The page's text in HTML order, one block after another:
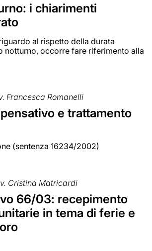
i chiarimenti
al rispetto della durata
notturno, occorre fare riferimento alla
Francesca Romanelli
e trattamento
(sentenza 16234/2002)
Cristina Matricardi
66/03: recepimento
in tema di ferie e